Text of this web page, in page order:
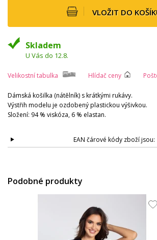
VLOŽIT DO
Skladem
U Vás do 12.8.
Velikostní tabulka Hlídač ceny
Dámská košilka (nátělník) s krátkými rukávy.
Výstřih modelu je ozdobený plastickou výšivkou.
Složení: 94 % viskóza, 6 % elastan.
EAN čárové kódy zboží jsou:
Podobné produkty